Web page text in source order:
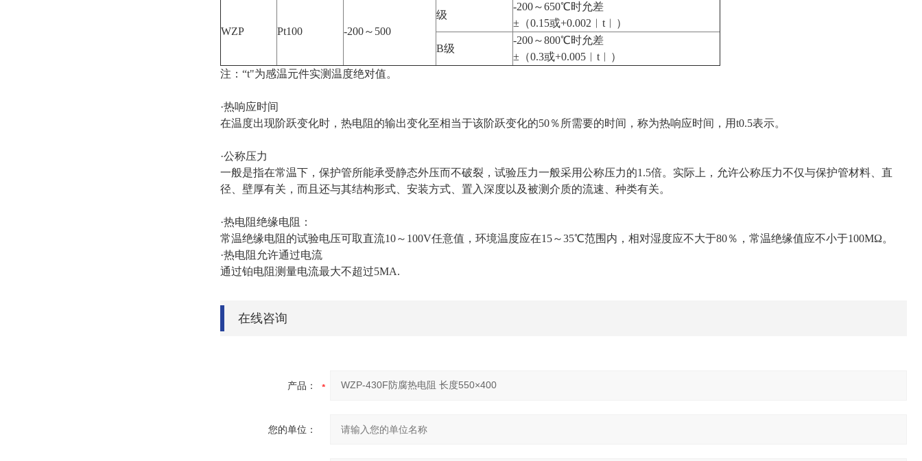
WZP Pt100 -200～500
级
-200～650℃时允差
±（0.15或+0.002︱t︱）
B级
-200～800℃时允差
±（0.3或+0.005︱t︱）
注：“t"为感温元件实测温度绝对值。
·热响应时间
在温度出现阶跃变化时，热电阻的输出变化至相当于该阶跃变化的50％所需要的时间，称为热响应时间，用t0.5表示。
·公称压力
一般是指在常温下，保护管所能承受静态外压而不破裂，试验压力一般采用公称压力的1.5倍。实际上，允许公称压力不仅与保护管材料、直
径、壁厚有关，而且还与其结构形式、安装方式、置入深度以及被测介质的流速、种类有关。
·热电阻绝缘电阻：
常温绝缘电阻的试验电压可取直流10～100V任意值，环境温度应在15～35℃范围内，相对湿度应不大于80％，常温绝缘值应不小于100MΩ。
·热电阻允许通过电流
通过铂电阻测量电流最大不超过5MA.
在线咨询
产品：
您的单位：